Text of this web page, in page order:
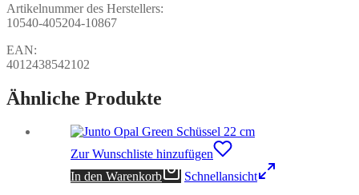
Artikelnummer des Herstellers:
10540-405204-10867
EAN:
4012438542102
Ähnliche Produkte
Zur Wunschliste hinzufügen
In den Warenkorb
Schnellansicht